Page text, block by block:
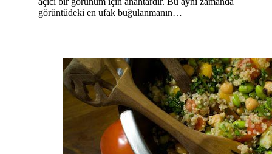
görüntüdeki en ufak buğulanmanın…